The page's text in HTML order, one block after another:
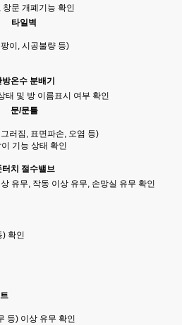
문 개폐기능 확인
타일벽
이, 시공불량 등)
방온수 분배기
태 및 방 이름표시 여부 확인
문/문틀
러짐, 표면파손, 오염 등)
기능 상태 확인
터치 절수밸브
유무, 작동 이상 유무, 손망실 유무 확인
) 확인
등) 이상 유무 확인